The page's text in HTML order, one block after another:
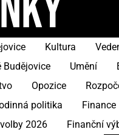
Kultura
Budějovice
Umění
Opozice
politika
Finance
2026
Finanční